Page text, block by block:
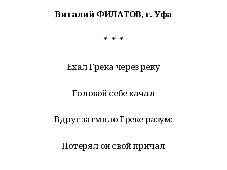
Виталий ФИЛАТОВ, г. Уфа
* * *
Ехал Грека через реку
Головой себе качал
Вдруг затмило Греке разум:
Потерял он свой причал